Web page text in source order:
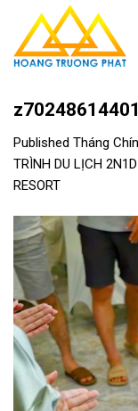
content
Published Tháng
TRÌNH DU LỊCH
RESORT